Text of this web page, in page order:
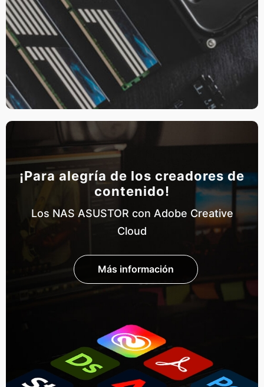
¡Para alegría de los creadores de
contenido!
Los NAS ASUSTOR con Adobe Creative
Cloud
Más información